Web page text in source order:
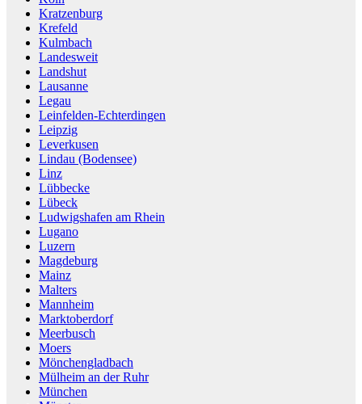
Kratzenburg
Krefeld
Kulmbach
Landesweit
Landshut
Lausanne
Legau
Leinfelden-Echterdingen
Leipzig
Leverkusen
Lindau (Bodensee)
Linz
Lübbecke
Lübeck
Ludwigshafen am Rhein
Lugano
Luzern
Magdeburg
Mainz
Malters
Mannheim
Marktoberdorf
Meerbusch
Moers
Mönchengladbach
Mülheim an der Ruhr
München